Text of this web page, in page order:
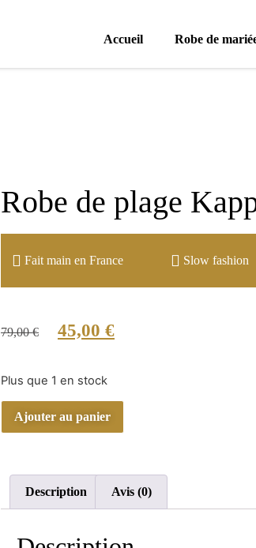
Accueil Robe de
Robe de plage
Fait main en France Slow fashion
79,00€ 45,00 €
Plus que 1 en stock
Ajouter au panier
Description Avis (0)